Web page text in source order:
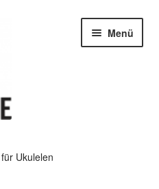
Menü
Ukulelen